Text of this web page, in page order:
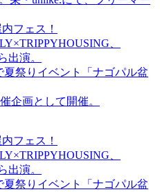
フェス！
、
出演。
祭りイベント「ナゴパル盆
企画として開催。
フェス！
、
出演。
祭りイベント「ナゴパル盆